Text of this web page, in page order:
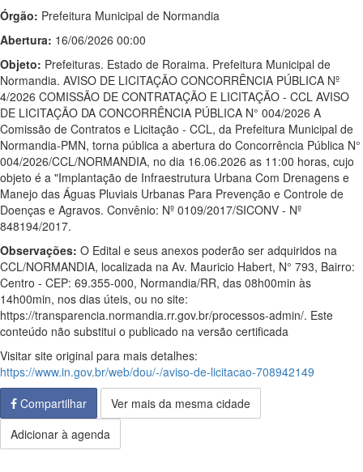
Órgão: Prefeitura Municipal de Normandia
Abertura: 16/06/2026 00:00
Objeto: Prefeituras. Estado de Roraima. Prefeitura Municipal de
Normandia. AVISO DE LICITAÇÃO CONCORRÊNCIA PÚBLICA Nº
4/2026 COMISSÃO DE CONTRATAÇÃO E LICITAÇÃO - CCL AVISO
DE LICITAÇÃO DA CONCORRÊNCIA PÚBLICA N° 004/2026 A
Comissão de Contratos e Licitação - CCL, da Prefeitura Municipal de
Normandia-PMN, torna pública a abertura do Concorrência Pública N°
004/2026/CCL/NORMANDIA, no dia 16.06.2026 as 11:00 horas, cujo
objeto é a "Implantação de Infraestrutura Urbana Com Drenagens e
Manejo das Águas Pluviais Urbanas Para Prevenção e Controle de
Doenças e Agravos. Convênio: Nº 0109/2017/SICONV - Nº
848194/2017.
Observações: O Edital e seus anexos poderão ser adquiridos na
CCL/NORMANDIA, localizada na Av. Mauricio Habert, N° 793, Bairro:
Centro - CEP: 69.355-000, Normandia/RR, das 08h00min às
14h00min, nos dias úteis, ou no site:
https://transparencia.normandia.rr.gov.br/processos-admin/. Este
conteúdo não substitui o publicado na versão certificada
Visitar site original para mais detalhes:
https://www.in.gov.br/web/dou/-/aviso-de-licitacao-708942149
Compartilhar
Ver mais da mesma cidade
Adicionar à agenda